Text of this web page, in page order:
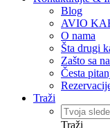
Blog
AVIO
O nama
Šta drugi
Zašto sa
Česta
Traži
Traži